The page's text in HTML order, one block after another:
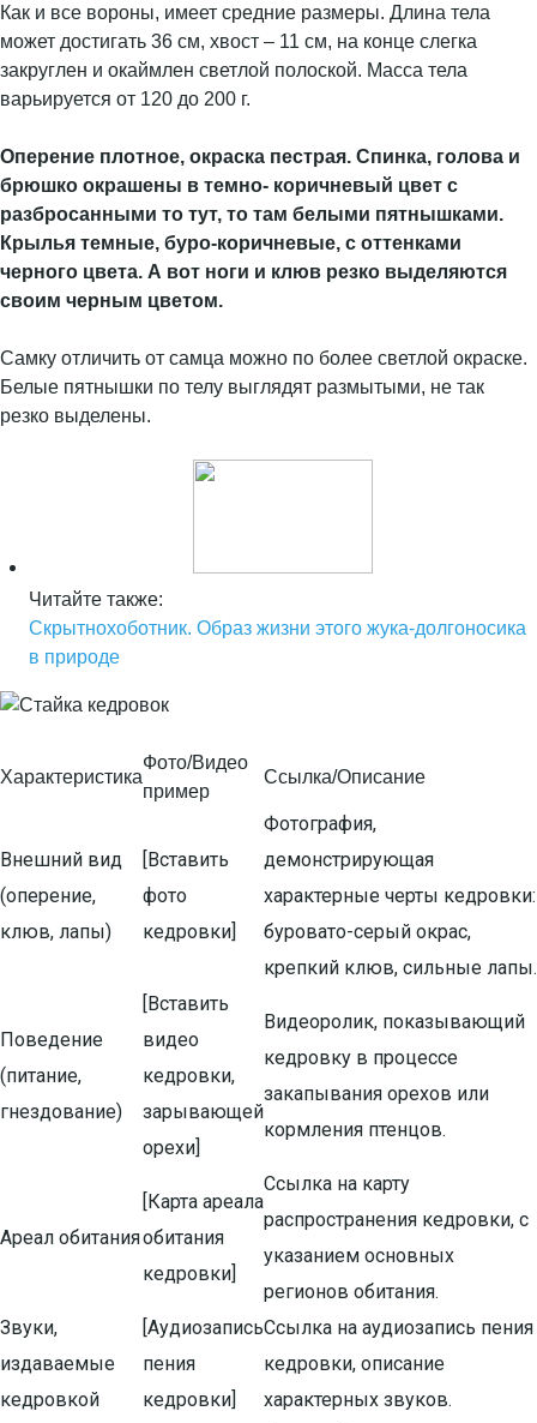
Как и все вороны, имеет средние размеры. Длина тела
может достигать 36 см, хвост – 11 см, на конце слегка
закруглен и окаймлен светлой полоской. Масса тела
варьируется от 120 до 200 г.
Оперение плотное, окраска пестрая. Спинка, голова и
брюшко окрашены в темно- коричневый цвет с
разбросанными то тут, то там белыми пятнышками.
Крылья темные, буро-коричневые, с оттенками
черного цвета. А вот ноги и клюв резко выделяются
своим черным цветом.
Самку отличить от самца можно по более светлой окраске.
Белые пятнышки по телу выглядят размытыми, не так
резко выделены.
Читайте также:
Скрытнохоботник. Образ жизни этого жука-долгоносика
в природе
Характеристика
Фото/Видео
пример
Ссылка/Описание
Внешний вид
(оперение,
клюв, лапы)
[Вставить
фото
кедровки]
Фотография,
демонстрирующая
характерные черты кедровки:
буровато-серый окрас,
крепкий клюв, сильные лапы.
Поведение
(питание,
гнездование)
[Вставить
видео
кедровки,
зарывающей
орехи]
Видеоролик, показывающий
кедровку в процессе
закапывания орехов или
кормления птенцов.
Ареал обитания
[Карта ареала
обитания
кедровки]
Ссылка на карту
распространения кедровки, с
указанием основных
регионов обитания.
Звуки,
издаваемые
кедровкой
[Аудиозапись
пения
кедровки]
Ссылка на аудиозапись пения
кедровки, описание
характерных звуков.